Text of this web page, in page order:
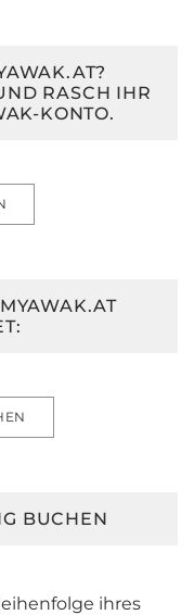
RASCH IHR
KONTO.
BUCHEN
ihres